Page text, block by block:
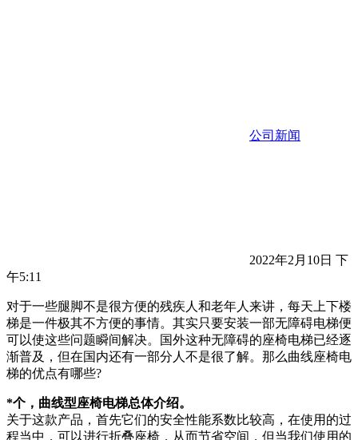
公司新闻
2022年2月10日 下
午5:11
对于一些腿脚不是很方便的残疾人和老年人来讲，每天上下楼
梯是一件极其不方便的事情。其实只要安装一部无障碍电梯便
可以使这些问题瞬间解决。国外这种无障碍的座椅电梯已经逐
渐普及，但在国内还有一部分人不是很了解。那么曲线座椅电
梯的优点有哪些?
*个，曲线型座椅电梯总体介绍。
关于这款产品，首先它们的安全性能系数比较高，在使用的过
程当中，可以进行折叠座椅，从而节省空间，但当我们使用的